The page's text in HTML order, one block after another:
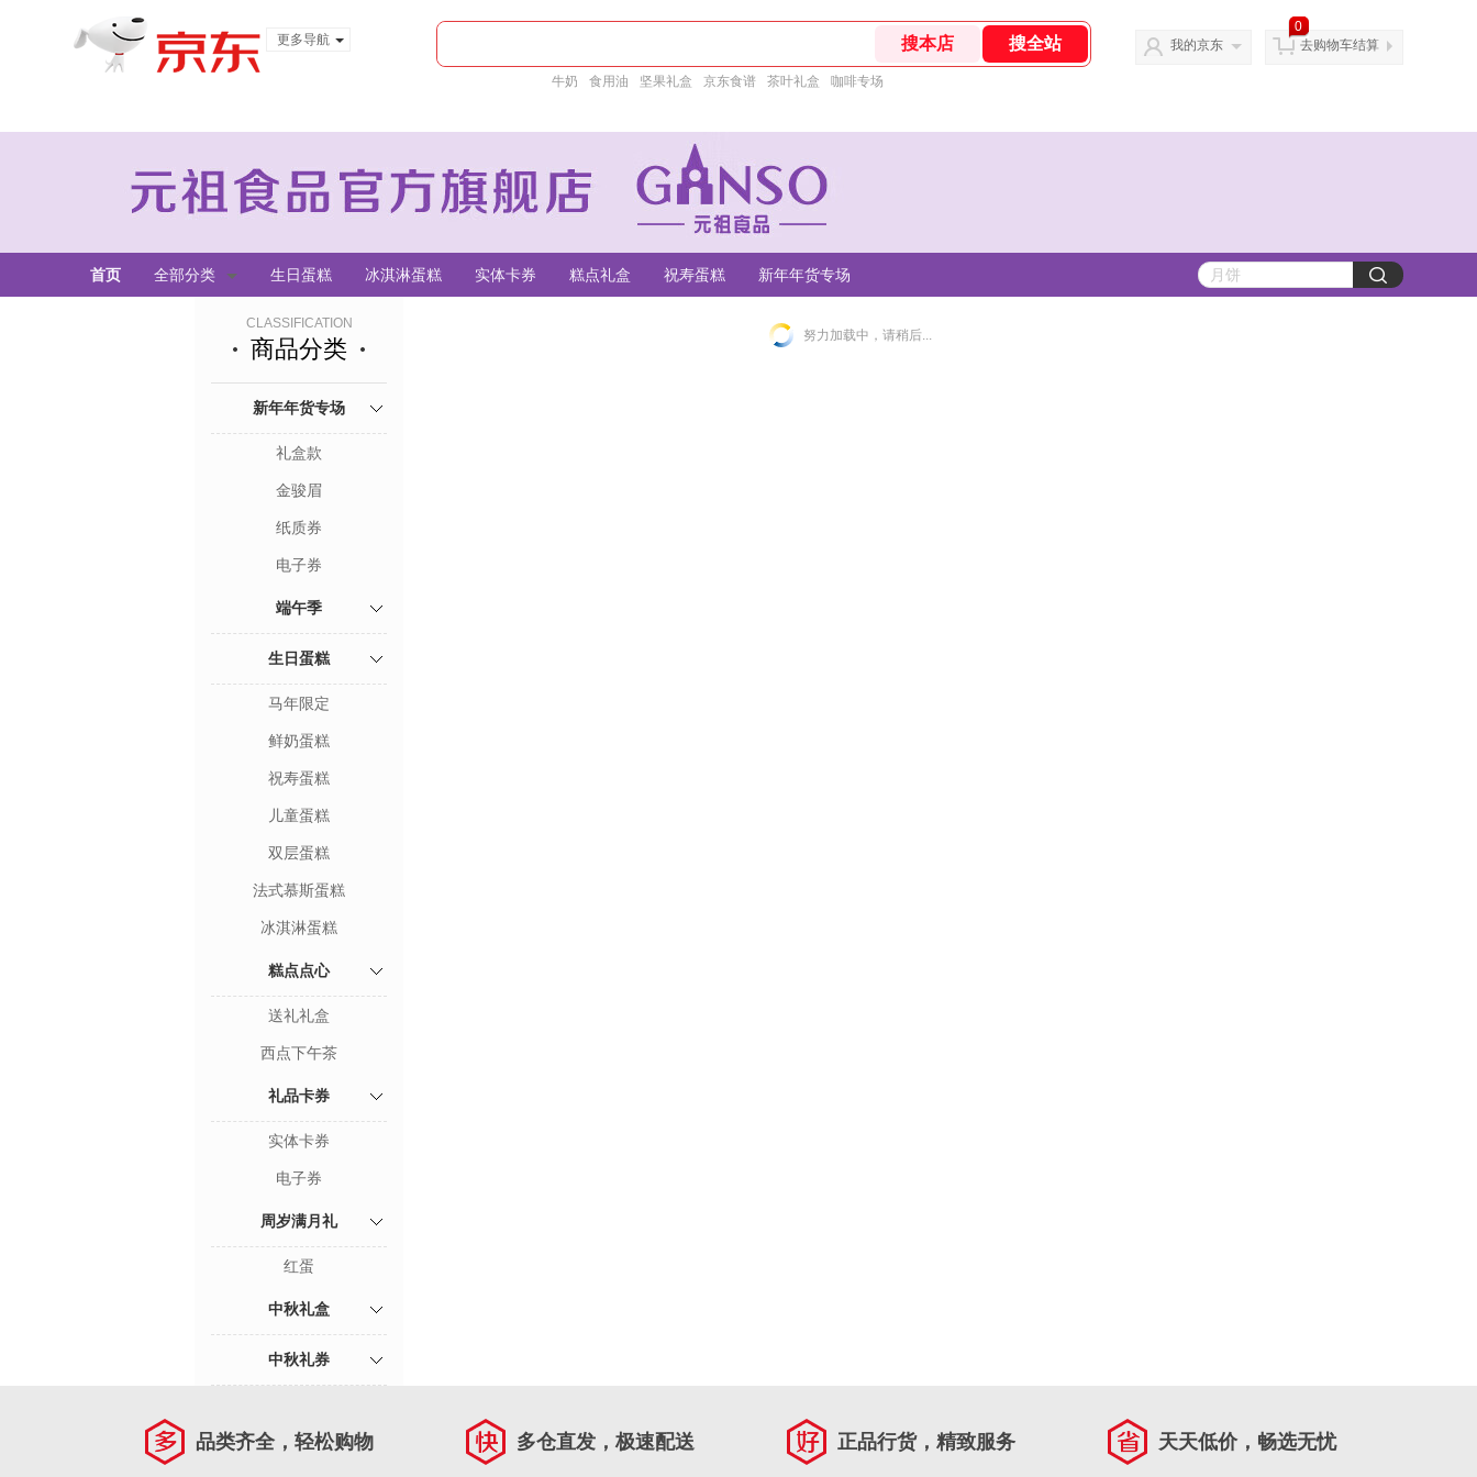
更多导航
牛奶 食用油 坚果礼盒 京东食谱 茶叶礼盒 咖啡专场
我的京东
0
去购物车结算
首页 全部分类 生日蛋糕 冰淇淋蛋糕 实体卡券 糕点礼盒 祝寿蛋糕 新年年货专场
CLASSIFICATION
商品分类
新年年货专场
礼盒款
金骏眉
纸质券
电子券
端午季
生日蛋糕
马年限定
鲜奶蛋糕
祝寿蛋糕
儿童蛋糕
双层蛋糕
法式慕斯蛋糕
冰淇淋蛋糕
糕点点心
送礼礼盒
西点下午茶
礼品卡券
实体卡券
电子券
周岁满月礼
红蛋
中秋礼盒
中秋礼券
努力加载中，请稍后...
品类齐全，轻松购物 多仓直发，极速配送 正品行货，精致服务 天天低价，畅选无忧